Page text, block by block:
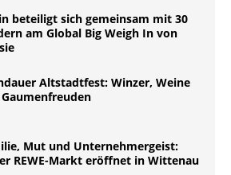
beteiligt sich gemeinsam mit 30
am Global Big Weigh In von
Altstadtfest: Winzer, Weine
Mut und Unternehmergeist:
REWE-Markt eröffnet in Wittenau